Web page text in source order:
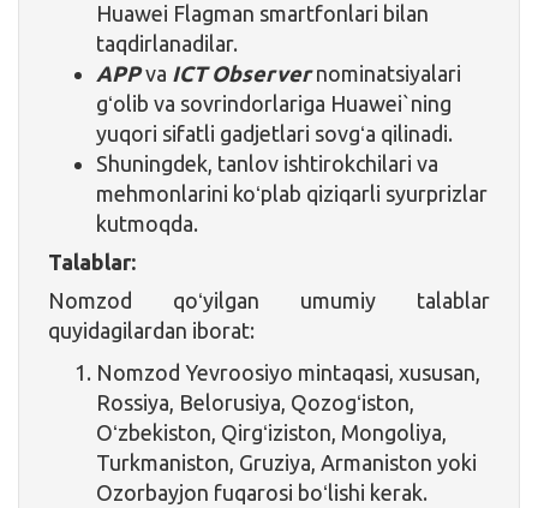
Huawei Flagman smartfonlari bilan
taqdirlanadilar.
APPva ICT Observer nominatsiyalari
gʻolib va sovrindorlariga Huawei`ning
yuqori sifatli gadjetlari sovgʻa qilinadi.
Shuningdek, tanlov ishtirokchilari va
mehmonlarini koʻplab qiziqarli syurprizlar
kutmoqda.
Talablar:
Nomzod qoʻyilgan umumiy talablar
quyidagilardan iborat:
Nomzod Yevroosiyo mintaqasi, xususan,
Rossiya, Belorusiya, Qozogʻiston,
Oʻzbekiston, Qirgʻiziston, Mongoliya,
Turkmaniston, Gruziya, Armaniston yoki
Ozorbayjon fuqarosi boʻlishi kerak.